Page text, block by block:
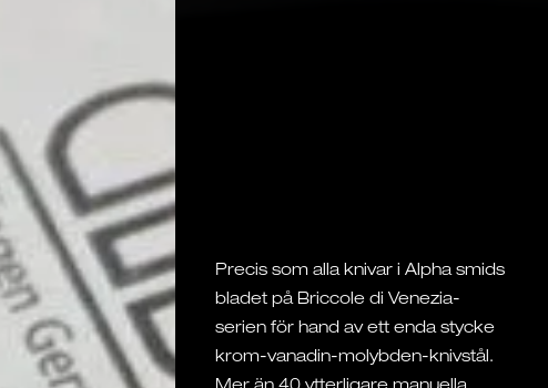
Precis som alla knivar i Alpha smids
bladet på Briccole di Venezia-
serien för hand av ett enda stycke
krom-vanadin-molybden-knivstål.
Mer än 40 ytterligare manuella